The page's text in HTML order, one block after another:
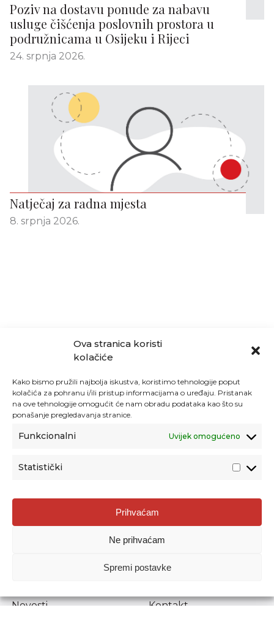
Ova stranica koristi
kolačiće
Kako bismo pružili najbolja iskustva, koristimo tehnologije poput
kolačića za pohranu i/ili pristup informacijama o uređaju. Pristanak
na ove tehnologije omogućit će nam obradu podataka kao što su
ponašanje pregledavanja stranice.
Funkcionalni Uvijek omogućeno
Statistički
Prihvaćam
Ne prihvaćam
Spremi postavke
Poziv na dostavu ponude za nabavu
usluge čišćenja poslovnih prostora u
podružnicama u Osijeku i Rijeci
24. srpnja 2026.
Natječaj za radna mjesta
8. srpnja 2026.
Agencija za odgoj i obrazovanje
Donje Svetice 38, 10000 Zagreb
1778129
Prenošenje sadržaja dopušteno je uz navođenje izvora.
Novosti
Kontakt